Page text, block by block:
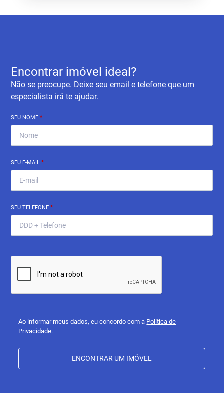
Encontrar imóvel ideal?
Não se preocupe. Deixe seu email e telefone que um
especialista irá te ajudar.
SEU NOME*
SEU E-MAIL*
SEU TELEFONE*
Ao informar meus dados, eu concordo com a Política de
Privacidade.
ENCONTRAR UM IMÓVEL